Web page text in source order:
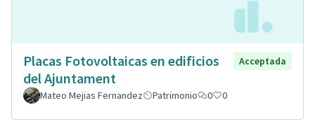
Placas Fotovoltaicas en edificios
del Ajuntament
Acceptada
Mateo Mejias Fernandez Patrimonio 0 0